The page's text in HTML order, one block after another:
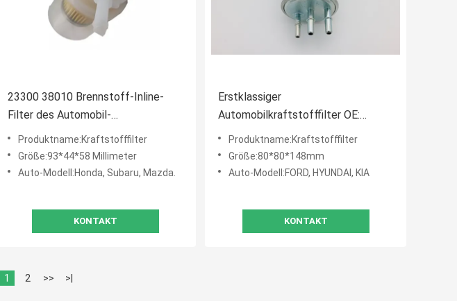
23300 38010 Brennstoff-Inline-
Filter des Automobil-
Kraftstofffilter-L4 Subaru Mazda
Honda
Produktname:Kraftstofffilter
Größe:93*44*58 Millimeter
Auto-Modell:Honda, Subaru, Mazda.
KONTAKT
Erstklassiger
Automobilkraftstofffilter OE:
31395-H1950 für FORD, HYUNDAI,
KIA
Produktname:Kraftstofffilter
Größe:80*80*148mm
Auto-Modell:FORD, HYUNDAI, KIA
KONTAKT
1 2 >> >|